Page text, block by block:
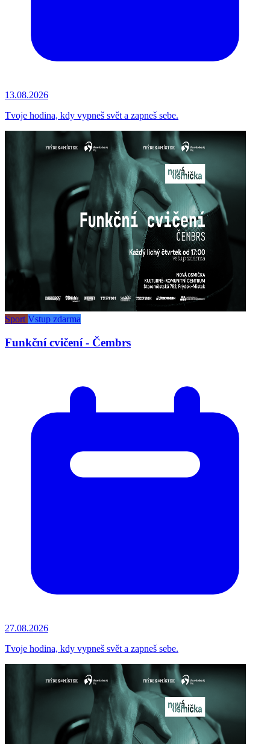
13.08.2026
Tvoje hodina, kdy vypneš svět a zapneš sebe.
Sport Vstup zdarma
Funkční cvičení - Čembrs
27.08.2026
Tvoje hodina, kdy vypneš svět a zapneš sebe.